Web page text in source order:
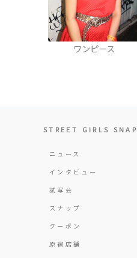
ワンピース
STREET GIRLS SNAP
ニュース
インタビュー
試写会
スナップ
クーポン
原宿店舗